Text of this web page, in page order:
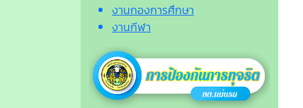
งานกองการศึกษา
งานกีฬา